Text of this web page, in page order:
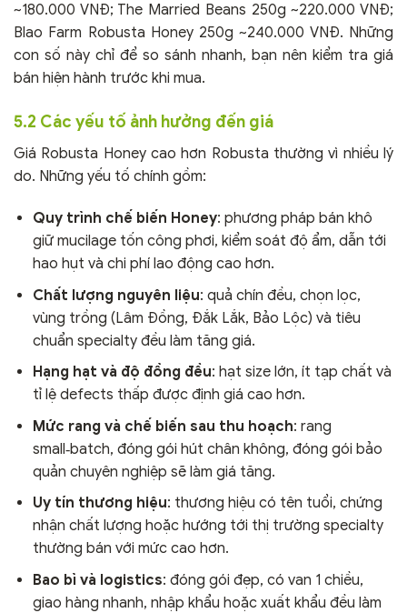
~180.000 VNĐ; The Married Beans 250g ~220.000 VNĐ;
Blao Farm Robusta Honey 250g ~240.000 VNĐ. Những
con số này chỉ để so sánh nhanh, bạn nên kiểm tra giá
bán hiện hành trước khi mua.
5.2 Các yếu tố ảnh hưởng đến giá
Giá Robusta Honey cao hơn Robusta thường vì nhiều lý
do. Những yếu tố chính gồm:
Quy trình chế biến Honey: phương pháp bán khô
giữ mucilage tốn công phơi, kiểm soát độ ẩm, dẫn tới
hao hụt và chi phí lao động cao hơn.
Chất lượng nguyên liệu: quả chín đều, chọn lọc,
vùng trồng (Lâm Đồng, Đắk Lắk, Bảo Lộc) và tiêu
chuẩn specialty đều làm tăng giá.
Hạng hạt và độ đồng đều: hạt size lớn, ít tạp chất và
tỉ lệ defects thấp được định giá cao hơn.
Mức rang và chế biến sau thu hoạch: rang
small‑batch, đóng gói hút chân không, đóng gói bảo
quản chuyên nghiệp sẽ làm giá tăng.
Uy tín thương hiệu: thương hiệu có tên tuổi, chứng
nhận chất lượng hoặc hướng tới thị trường specialty
thường bán với mức cao hơn.
Bao bì và logistics: đóng gói đẹp, có van 1 chiều,
giao hàng nhanh, nhập khẩu hoặc xuất khẩu đều làm